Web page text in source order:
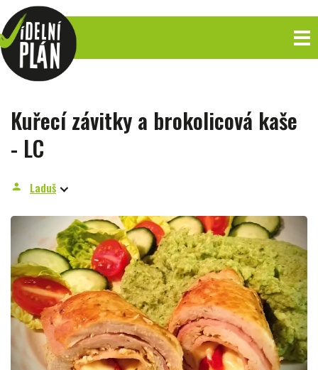
Kuřecí závitky a brokolicová kaše
- LC
person Laduš